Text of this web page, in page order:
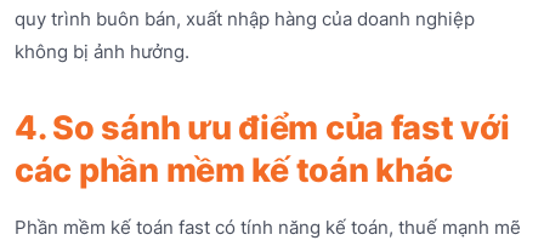
quy trình buôn bán, xuất nhập hàng của doanh nghiệp
không bị ảnh hưởng.
4. So sánh ưu điểm của fast với
các phần mềm kế toán khác
Phần mềm kế toán fast có tính năng kế toán, thuế mạnh mẽ